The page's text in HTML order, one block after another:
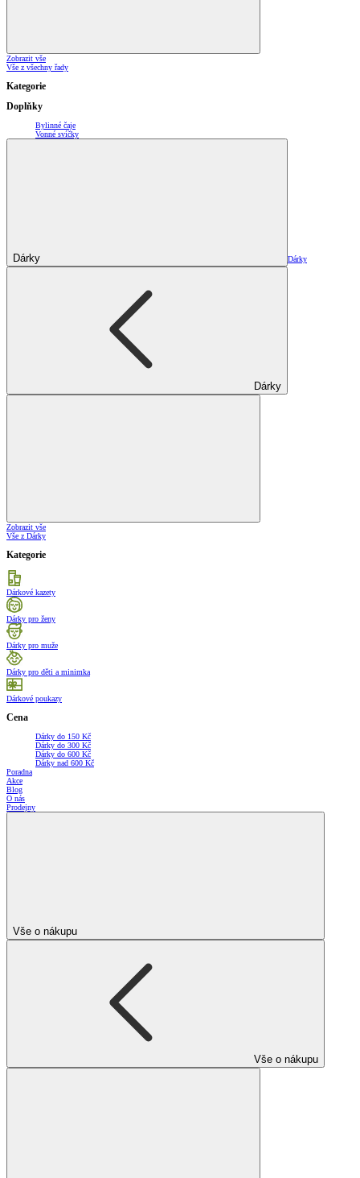
Zobrazit vše
Vše z všechny řady
Kategorie
Doplňky
Bylinné čaje
Vonné svíčky
Dárky Dárky
Dárky
Zobrazit vše
Vše z Dárky
Kategorie
Dárkové kazety
Dárky pro ženy
Dárky pro muže
Dárky pro děti a minimka
Dárkové poukazy
Cena
Dárky do 150 Kč
Dárky do 300 Kč
Dárky do 600 Kč
Dárky nad 600 Kč
Poradna
Akce
Blog
O nás
Prodejny
Vše o nákupu
Vše o nákupu